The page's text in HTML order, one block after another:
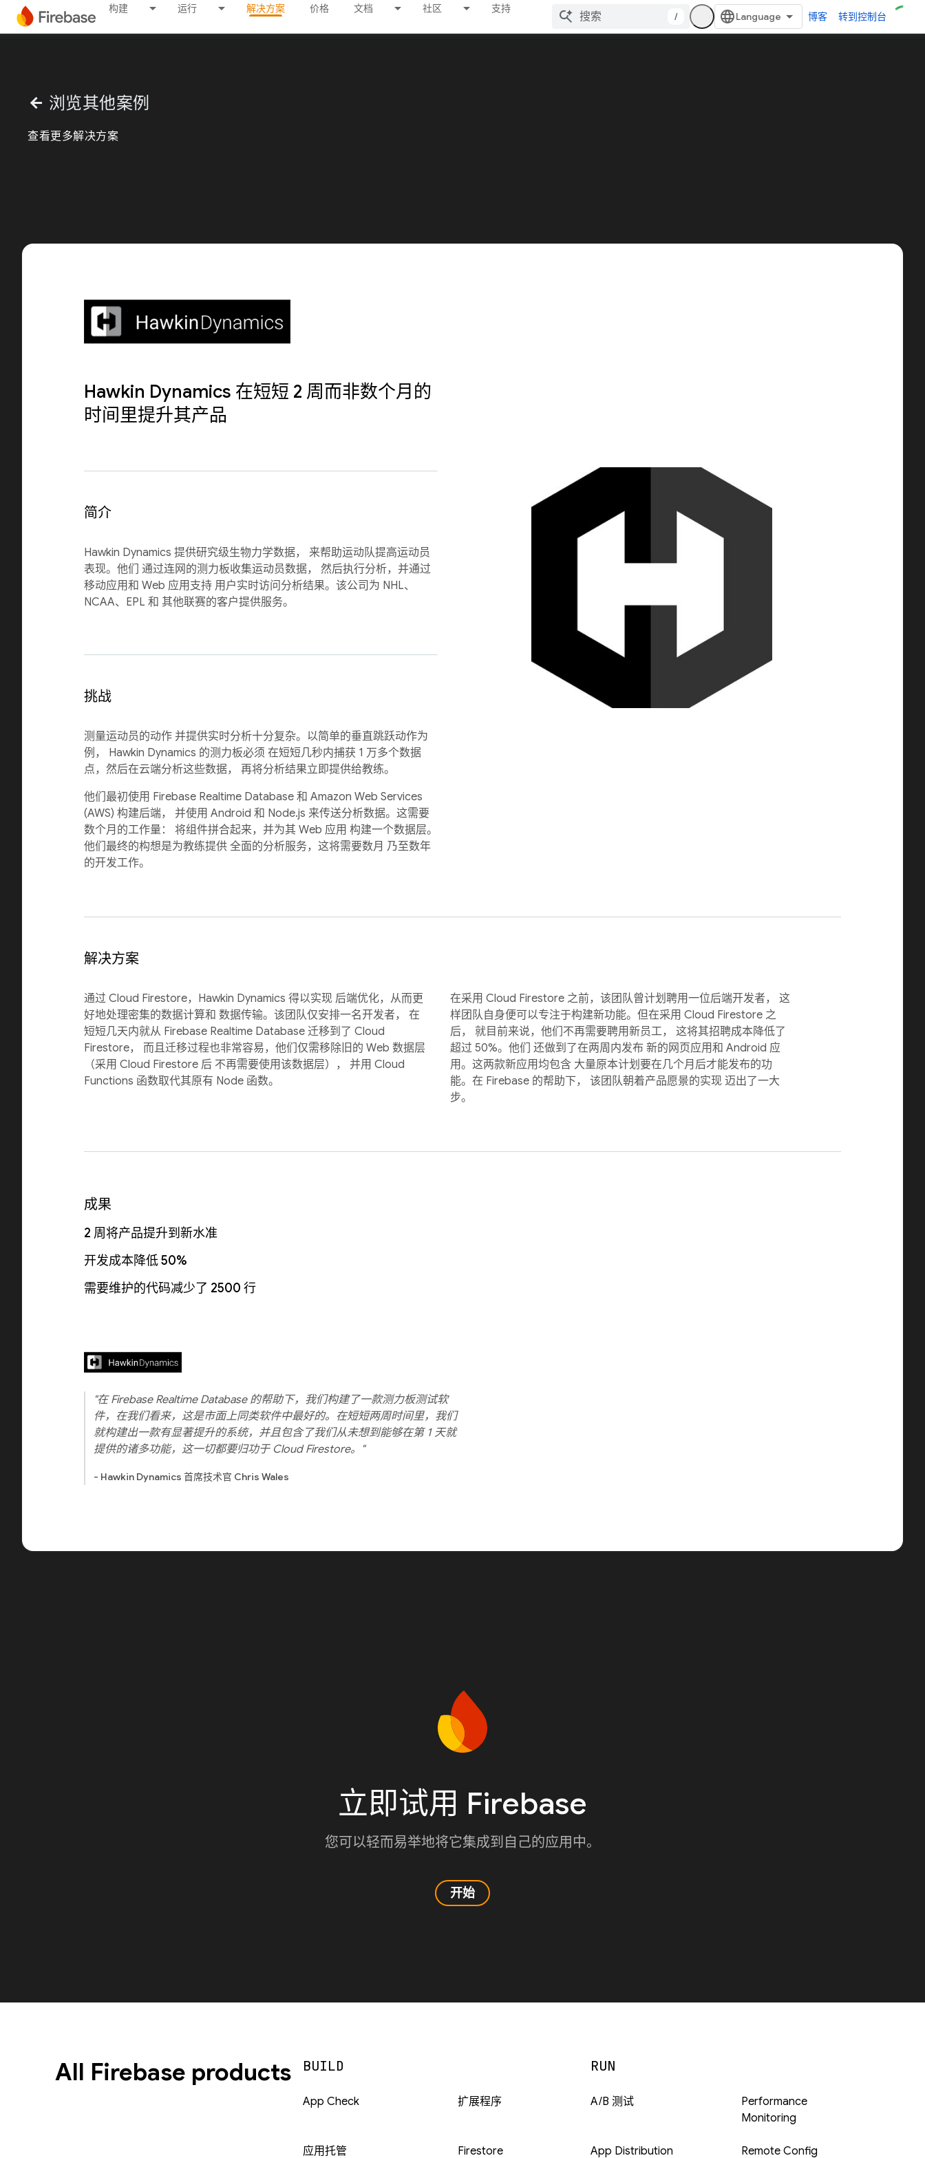
构建 运行 解决方案 价格 文档 社区 支持
/ 博客 转到控制台
arrow_back 浏览其他案例
查看更多解决方案
Hawkin Dynamics 在短短 2 周而非数个月的
时间里提升其产品
简介
Hawkin Dynamics 提供研究级生物力学数据， 来帮助运动队提高运动员
表现。他们 通过连网的测力板收集运动员数据， 然后执行分析，并通过
移动应用和 Web 应用支持 用户实时访问分析结果。该公司为 NHL、
NCAA、EPL 和 其他联赛的客户提供服务。
挑战
测量运动员的动作 并提供实时分析十分复杂。以简单的垂直跳跃动作为
例， Hawkin Dynamics 的测力板必须 在短短几秒内捕获 1 万多个数据
点，然后在云端分析这些数据， 再将分析结果立即提供给教练。
他们最初使用 Firebase Realtime Database 和 Amazon Web Services
(AWS) 构建后端， 并使用 Android 和 Node.js 来传送分析数据。这需要
数个月的工作量： 将组件拼合起来，并为其 Web 应用 构建一个数据层。
他们最终的构想是为教练提供 全面的分析服务，这将需要数月 乃至数年
的开发工作。
解决方案
通过 Cloud Firestore，Hawkin Dynamics 得以实现 后端优化，从而更
好地处理密集的数据计算和 数据传输。该团队仅安排一名开发者， 在
短短几天内就从 Firebase Realtime Database 迁移到了 Cloud
Firestore， 而且迁移过程也非常容易，他们仅需移除旧的 Web 数据层
（采用 Cloud Firestore 后 不再需要使用该数据层）， 并用 Cloud
Functions 函数取代其原有 Node 函数。
在采用 Cloud Firestore 之前，该团队曾计划聘用一位后端开发者， 这
样团队自身便可以专注于构建新功能。但在采用 Cloud Firestore 之
后， 就目前来说，他们不再需要聘用新员工， 这将其招聘成本降低了
超过 50%。他们 还做到了在两周内发布 新的网页应用和 Android 应
用。这两款新应用均包含 大量原本计划要在几个月后才能发布的功
能。在 Firebase 的帮助下， 该团队朝着产品愿景的实现 迈出了一大
步。
成果
2 周将产品提升到新水准
开发成本降低 50%
需要维护的代码减少了 2500 行
"在 Firebase Realtime Database 的帮助下，我们构建了一款测力板测试软
件，在我们看来，这是市面上同类软件中最好的。在短短两周时间里，我们
就构建出一款有显著提升的系统，并且包含了我们从未想到能够在第 1 天就
提供的诸多功能，这一切都要归功于 Cloud Firestore。"
- Hawkin Dynamics 首席技术官 Chris Wales
立即试用 Firebase
您可以轻而易举地将它集成到自己的应用中。
开始
All Firebase products BUILD
App Check
应用托管
扩展程序
Firestore
RUN
A/B 测试
App Distribution
Performance
Monitoring
Remote Config